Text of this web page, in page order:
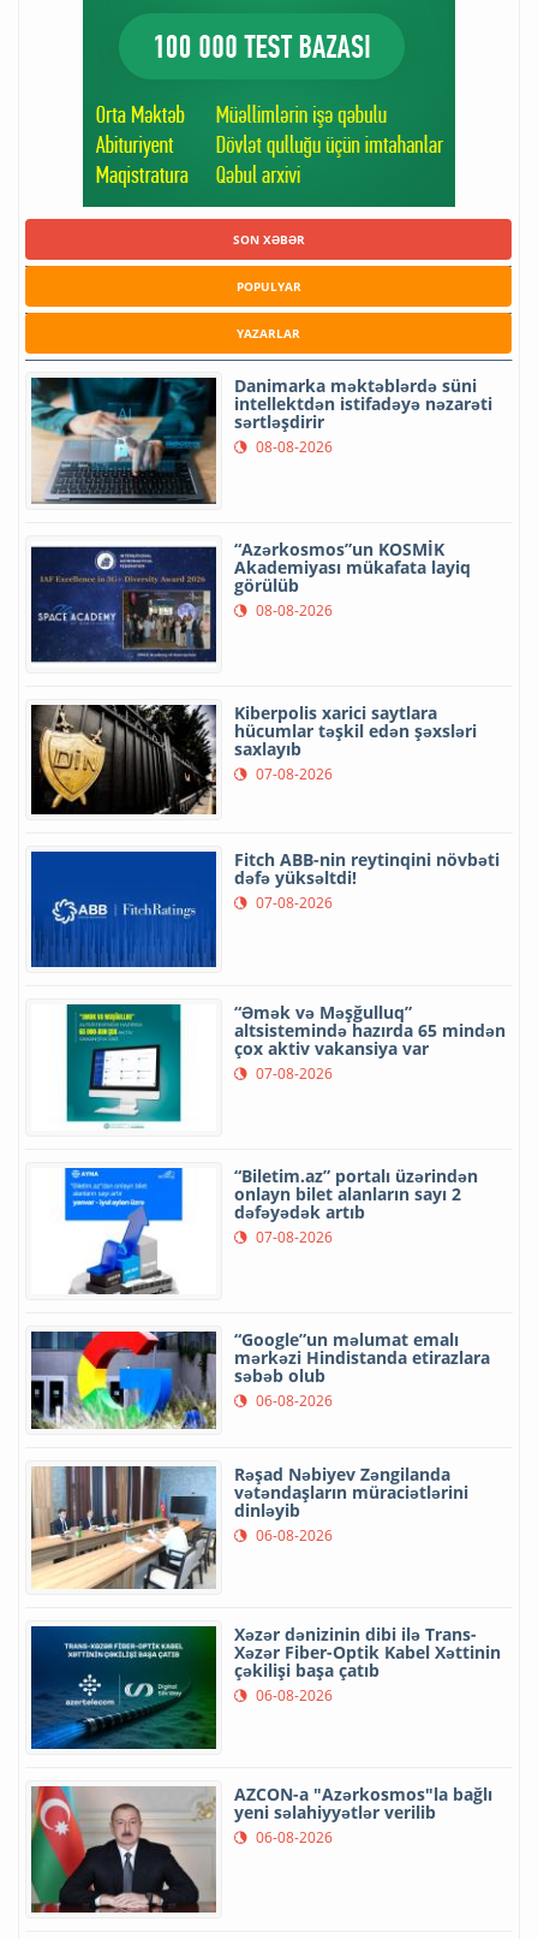
SON XƏBƏR
POPULYAR
YAZARLAR
Danimarka məktəblərdə süni
intellektdən istifadəyə nəzarəti
sərtləşdirir
08-08-2026
“Azərkosmos”un KOSMİK
Akademiyası mükafata layiq
görülüb
08-08-2026
Kiberpolis xarici saytlara
hücumlar təşkil edən şəxsləri
saxlayıb
07-08-2026
Fitch ABB-nin reytinqini növbəti
dəfə yüksəltdi!
07-08-2026
“Əmək və Məşğulluq”
altsistemində hazırda 65 mindən
çox aktiv vakansiya var
07-08-2026
“Biletim.az” portalı üzərindən
onlayn bilet alanların sayı 2
dəfəyədək artıb
07-08-2026
“Google”un məlumat emalı
mərkəzi Hindistanda etirazlara
səbəb olub
06-08-2026
Rəşad Nəbiyev Zəngilanda
vətəndaşların müraciətlərini
dinləyib
06-08-2026
Xəzər dənizinin dibi ilə Trans-
Xəzər Fiber-Optik Kabel Xəttinin
çəkilişi başa çatıb
06-08-2026
AZCON-a "Azərkosmos"la bağlı
yeni səlahiyyətlər verilib
06-08-2026